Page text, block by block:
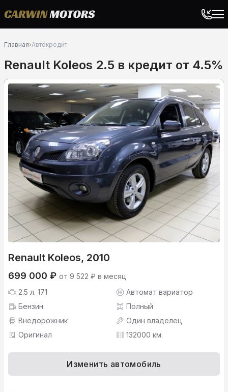
Главная›Автокредит
Renault Koleos 2.5 в кредит от 4.5%
Renault Koleos, 2010
699 000 ₽ от 9 522 ₽ в месяц
2.5 л. 171
Автомат вариатор
Бензин
Полный
Внедорожник
Один владелец
Оригинал
132000 км.
Изменить автомобиль